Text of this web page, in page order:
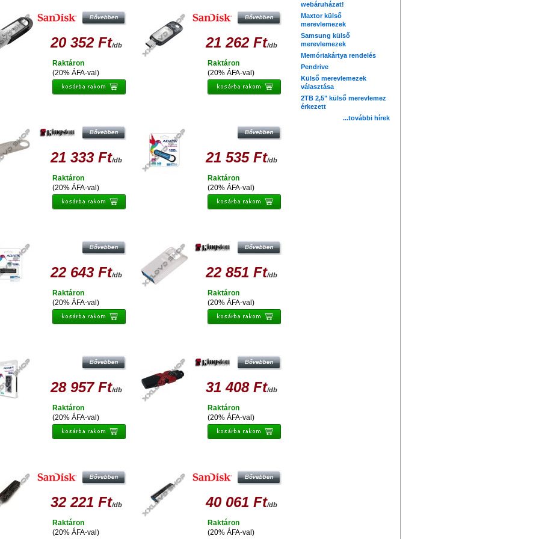
20 352 Ft/db
(20% ÁFA-val)
Raktáron
21 262 Ft/db
(20% ÁFA-val)
Raktáron
21 333 Ft/db
(20% ÁFA-val)
Raktáron
21 535 Ft/db
(20% ÁFA-val)
Raktáron
22 643 Ft/db
(20% ÁFA-val)
Raktáron
22 851 Ft/db
(20% ÁFA-val)
Raktáron
28 957 Ft/db
(20% ÁFA-val)
Raktáron
31 408 Ft/db
(20% ÁFA-val)
Raktáron
32 221 Ft/db
(20% ÁFA-val)
Raktáron
EZÜST
40 061 Ft/db
(20% ÁFA-val)
Raktáron
webáruházat!
Maxtor külső
merevlemezek
Samsung külső
merevlemezek
Memóriakártya rendelés
Pendrive
Külső merevlemezek
választása
2TB 2,5" külső merevlemez
érkezett
...további hírek